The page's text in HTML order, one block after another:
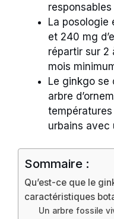
La posologie
et 240 mg
répartir sur 2
mois
Le ginkgo se
arbre
urbains avec
Sommaire :
Qu’est-ce que le
caractéristiques
Un arbre fossile